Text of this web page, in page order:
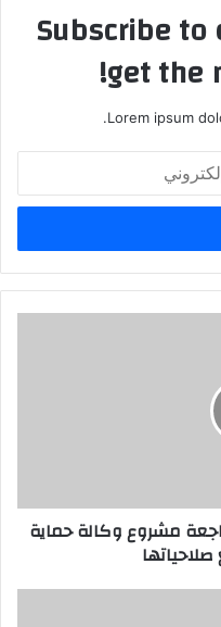
Subscribe
get the
Lorem ipsum
مشروع وكالة حماية